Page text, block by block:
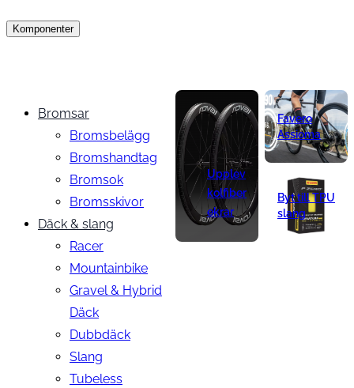
Komponenter
Bromsar
Bromsbelägg
Bromshandtag
Bromsok
Bromsskivor
Däck & slang
Racer
Mountainbike
Gravel & Hybrid
Däck
Dubbdäck
Slang
Tubeless
Upplev
kolfiber
ekrar
Favero
Assioma
Byt till TPU
slang